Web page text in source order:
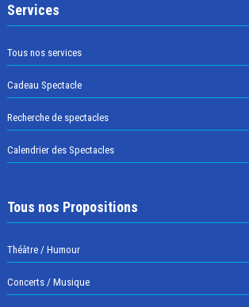
Services
Tous nos services
Cadeau Spectacle
Recherche de spectacles
Calendrier des Spectacles
Tous nos Propositions
Théâtre / Humour
Concerts / Musique